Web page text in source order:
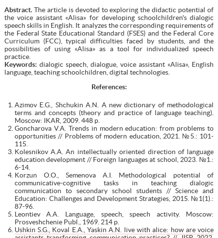
Abstract. The article is devoted to exploring the didactic potential of
the voice assistant «Alisa» for developing schoolchildren's dialogic
speech skills in English. It analyzes the corresponding requirements of
the Federal State Educational Standard (FSES) and the Federal Core
Curriculum (FCC), typical difficulties faced by students, and the
possibilities of using «Alisa» as a tool for individualized speech
practice.
Keywords: dialogic speech, dialogue, voice assistant «Alisa», English
language, teaching schoolchildren, digital technologies.
References:
Azimov E.G., Shchukin A.N. A new dictionary of methodological
terms and concepts (theory and practice of language teaching).
Moscow: IKAR, 2009. 448 p.
Goncharova V.A. Trends in modern education: from problems to
opportunities // Problems of modern education, 2021. №5.: 101-
115.
Kolesnikov A.A. An intellectually oriented direction of language
education development // Foreign languages at school, 2023. №1.:
6-14.
Korzun O.O., Semenova A.I. Methodological potential of
communicative-cognitive tasks in teaching dialogic
communication to secondary school students // Science and
Education: Challenges and Development Strategies, 2015. №1(1).:
87-96.
Leontiev A.A. Language, speech, speech activity. Moscow:
Prosveshchenie Publ., 1969. 214 p.
Ushkin S.G., Koval E.A., Yaskin A.N. live with alice: how are voice